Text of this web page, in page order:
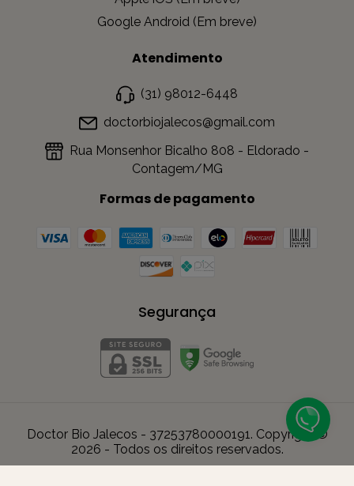
Google Android (Em breve)
Atendimento
(31) 98012-6448
doctorbiojalecos@gmail.com
Rua Monsenhor Bicalho 808 - Eldorado -
Contagem/MG
Formas de pagamento
Segurança
Doctor Bio Jalecos - 37253780000191. Copyright ©
2026 - Todos os direitos reservados.